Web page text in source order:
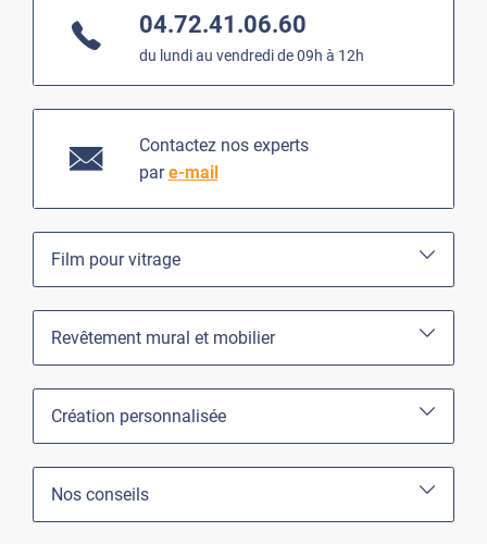
04.72.41.06.60
du lundi au vendredi de 09h à 12h
Contactez nos experts
pare-mail
Film pour vitrage
Revêtement mural et mobilier
Création personnalisée
Nos conseils